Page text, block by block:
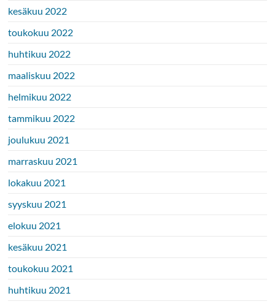
kesäkuu 2022
toukokuu 2022
huhtikuu 2022
maaliskuu 2022
helmikuu 2022
tammikuu 2022
joulukuu 2021
marraskuu 2021
lokakuu 2021
syyskuu 2021
elokuu 2021
kesäkuu 2021
toukokuu 2021
huhtikuu 2021